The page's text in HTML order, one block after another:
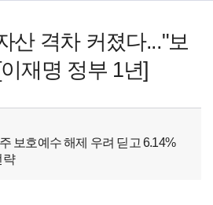
산 격차 커졌다..."보
재명 정부 1년]
보호예수 해제 우려 딛고 6.14%
략